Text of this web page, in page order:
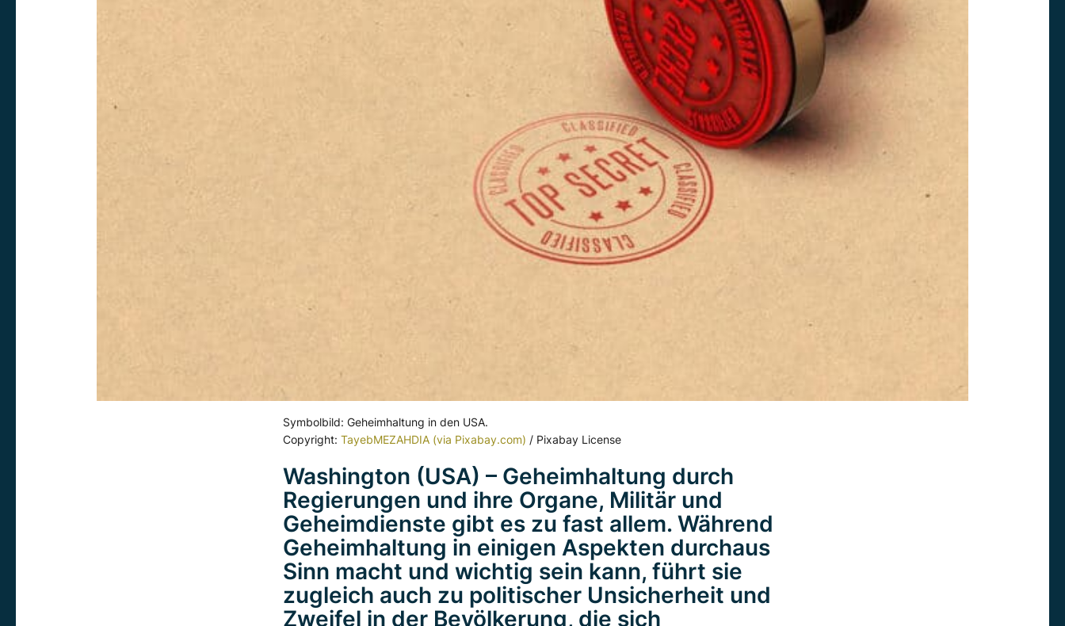
Symbolbild: Geheimhaltung in den USA.
Copyright: TayebMEZAHDIA (via Pixabay.com) / Pixabay License
Washington (USA) – Geheimhaltung durch
Regierungen und ihre Organe, Militär und
Geheimdienste gibt es zu fast allem. Während
Geheimhaltung in einigen Aspekten durchaus
Sinn macht und wichtig sein kann, führt sie
zugleich auch zu politischer Unsicherheit und
Zweifel in der Bevölkerung, die sich